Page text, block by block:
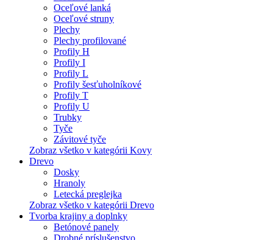
Oceľové lanká
Oceľové struny
Plechy
Plechy profilované
Profily H
Profily I
Profily L
Profily šesťuholníkové
Profily T
Profily U
Trubky
Tyče
Závitové tyče
Zobraz všetko v kategórii Kovy
Drevo
Dosky
Hranoly
Letecká preglejka
Zobraz všetko v kategórii Drevo
Tvorba krajiny a doplnky
Betónové panely
Drobné príslušenstvo